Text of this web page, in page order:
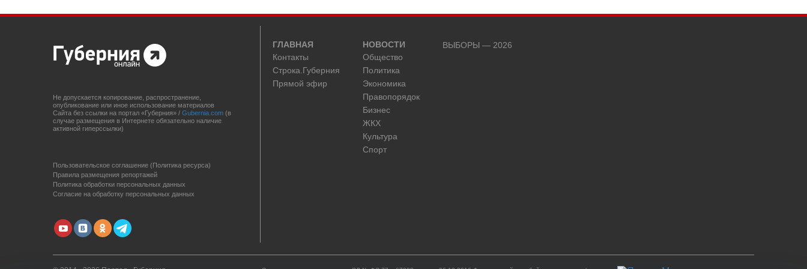
Не допускается копирование, распространение,
опубликование или иное использование материалов
Сайта без ссылки на портал «Губерния» / Gubernia.com (в
случае размещения в Интернете обязательно наличие
активной гиперссылки)
Пользовательское соглашение (Политика ресурса)
Правила размещения репортажей
Политика обработки персональных данных
Согласие на обработку персональных данных
ГЛАВНАЯ
Контакты
Строка.Губерния
Прямой эфир
НОВОСТИ
Общество
Политика
Экономика
Правопорядок
Бизнес
ЖКХ
Культура
Спорт
ВЫБОРЫ — 2026